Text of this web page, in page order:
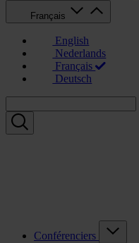
Français
English
Nederlands
Français
Deutsch
Conférenciers